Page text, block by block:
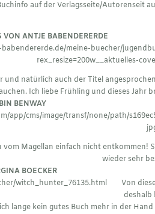
auf der Verlagsseite/Autorenseit
VON ANTJE BABENDERERDE
und natürlich auch der Titel
Ich liebe Frühling und dieses Jahr
BENWAY
vom Magellan einfach nicht entkommen!
wieder sehr
BOECKER
Von
deshalb
lange kein gutes Buch mehr in der